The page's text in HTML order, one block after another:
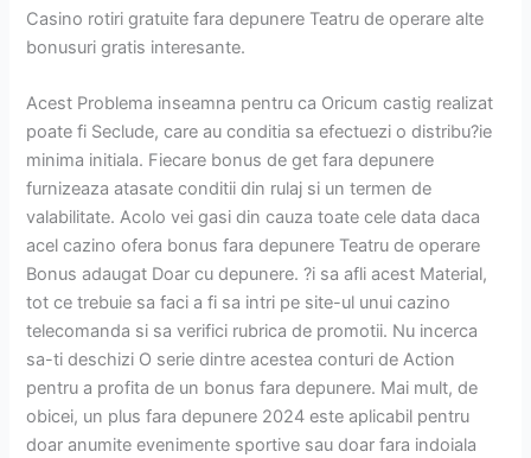
Casino rotiri gratuite fara depunere Teatru de operare alte
bonusuri gratis interesante.
Acest Problema inseamna pentru ca Oricum castig realizat
poate fi Seclude, care au conditia sa efectuezi o distribu?ie
minima initiala. Fiecare bonus de get fara depunere
furnizeaza atasate conditii din rulaj si un termen de
valabilitate. Acolo vei gasi din cauza toate cele data daca
acel cazino ofera bonus fara depunere Teatru de operare
Bonus adaugat Doar cu depunere. ?i sa afli acest Material,
tot ce trebuie sa faci a fi sa intri pe site-ul unui cazino
telecomanda si sa verifici rubrica de promotii. Nu incerca
sa-ti deschizi O serie dintre acestea conturi de Action
pentru a profita de un bonus fara depunere. Mai mult, de
obicei, un plus fara depunere 2024 este aplicabil pentru
doar anumite evenimente sportive sau doar fara indoiala